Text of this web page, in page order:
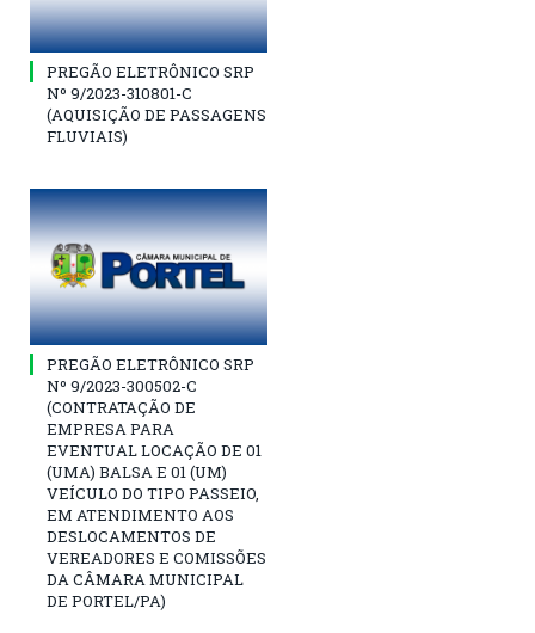
PREGÃO ELETRÔNICO SRP
Nº 9/2023-310801-C
(AQUISIÇÃO DE PASSAGENS
FLUVIAIS)
PREGÃO ELETRÔNICO SRP
Nº 9/2023-300502-C
(CONTRATAÇÃO DE
EMPRESA PARA
EVENTUAL LOCAÇÃO DE 01
(UMA) BALSA E 01 (UM)
VEÍCULO DO TIPO PASSEIO,
EM ATENDIMENTO AOS
DESLOCAMENTOS DE
VEREADORES E COMISSÕES
DA CÂMARA MUNICIPAL
DE PORTEL/PA)